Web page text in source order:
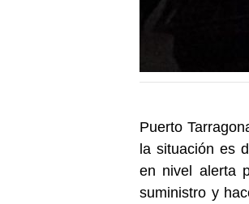
Puerto
la situación es
en nivel alerta
suministro y